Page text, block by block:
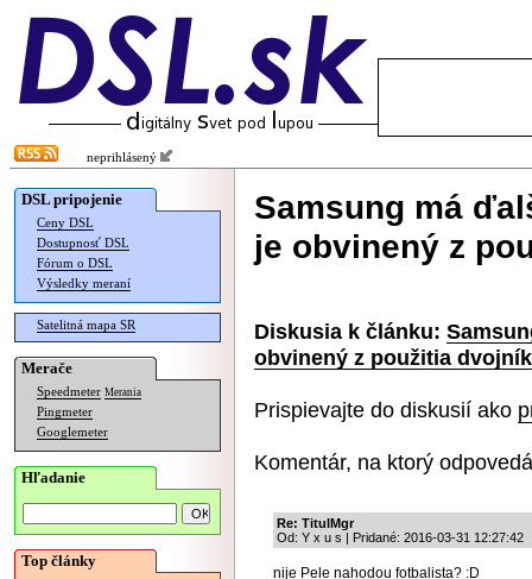
neprihlásený
DSL pripojenie
Ceny DSL
Dostupnosť DSL
Fórum o DSL
Výsledky meraní
Satelitná mapa SR
Merače
Speedmeter Merania
Pingmeter
Googlemeter
Hľadanie
Top články
Samsung má
je obvinený z
Diskusia k článku:
obvinený z použitia
Prispievajte do diskusií ako
Komentár, na ktorý
Re: TitulMgr
Od: Y x u s | Pridané: 2016-03-31 12:27:42
nije Pele nahodou fotbalista? :D